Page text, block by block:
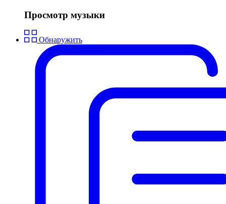
Просмотр музыки
Обнаружить